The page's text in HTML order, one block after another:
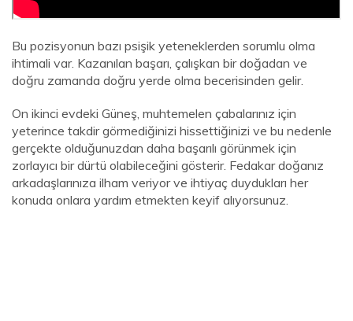
Bu pozisyonun bazı psişik yeteneklerden sorumlu olma
ihtimali var. Kazanılan başarı, çalışkan bir doğadan ve
doğru zamanda doğru yerde olma becerisinden gelir.
On ikinci evdeki Güneş, muhtemelen çabalarınız için
yeterince takdir görmediğinizi hissettiğinizi ve bu nedenle
gerçekte olduğunuzdan daha başarılı görünmek için
zorlayıcı bir dürtü olabileceğini gösterir. Fedakar doğanız
arkadaşlarınıza ilham veriyor ve ihtiyaç duydukları her
konuda onlara yardım etmekten keyif alıyorsunuz.